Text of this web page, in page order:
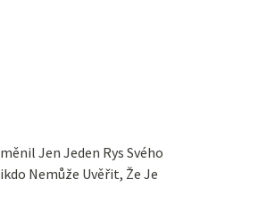
Jen Jeden Rys Svého
Nemůže Uvěřit, Že Je